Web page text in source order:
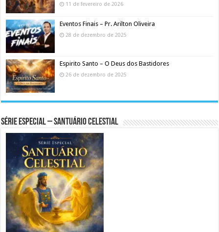
11 de fevereiro de 2026
Eventos Finais – Pr. Arilton Oliveira
28 de dezembro de 2025
Espirito Santo – O Deus dos Bastidores
26 de dezembro de 2025
Série Especial – Santuário Celestial